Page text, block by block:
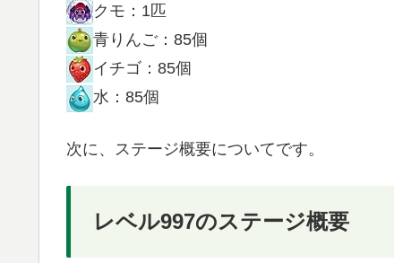
クモ：1匹
青りんご：85個
イチゴ：85個
水：85個
次に、ステージ概要についてです。
レベル997のステージ概要